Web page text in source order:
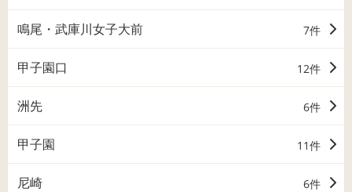
鳴尾・武庫川女子大前 7件
甲子園口 12件
洲先 6件
甲子園 11件
尼崎 6件